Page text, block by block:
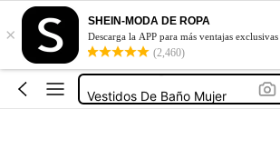
×
SHEIN-MODA DE ROPA
Descarga la APP para más ventajas exclusivas
(2,460)
Ropa Deportiva De Mujer
Vestidos
Vestidos De Baño Mujer